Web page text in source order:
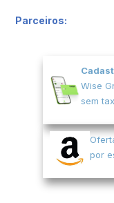
Parceiros:
Wise
sem
por